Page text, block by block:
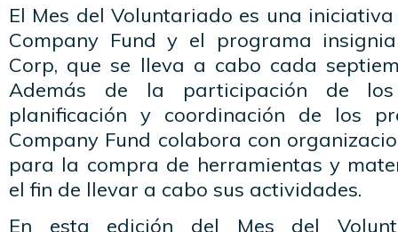
El Mes del Voluntariado es una
Company Fund y el programa
Corp, que se lleva a cabo cada
Además de la participación de
planificación y coordinación de los
Company Fund colabora con
para la compra de herramientas y
el fin de llevar a cabo sus actividades.
En esta edición del Mes del